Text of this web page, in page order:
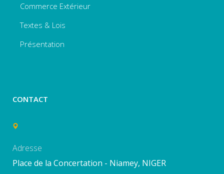
Commerce Extérieur
Textes & Lois
Présentation
CONTACT
Adresse
Place de la Concertation - Niamey, NIGER